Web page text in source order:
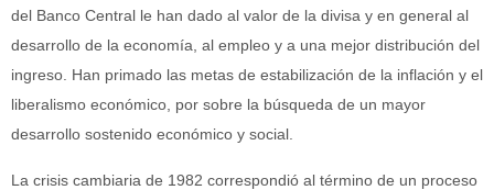
del Banco Central le han dado al valor de la divisa y en general al
desarrollo de la economía, al empleo y a una mejor distribución del
ingreso. Han primado las metas de estabilización de la inflación y el
liberalismo económico, por sobre la búsqueda de un mayor
desarrollo sostenido económico y social.
La crisis cambiaria de 1982 correspondió al término de un proceso